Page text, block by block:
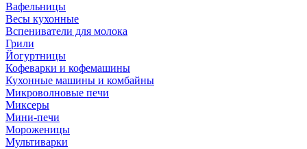
Вафельницы
Весы кухонные
Вспениватели для молока
Грили
Йогуртницы
Кофеварки и кофемашины
Кухонные машины и комбайны
Микроволновые печи
Миксеры
Мини-печи
Мороженицы
Мультиварки